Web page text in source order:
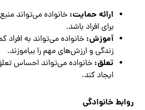
ارائه حمایت: خانواده می‌تواند
برای افراد باشد.
آموزش: خانواده می‌تواند به
زندگی و ارزش‌های مهم را بیاموزند.
تعلق: خانواده می‌تواند احساس
ایجاد کند.
روابط خانوادگی